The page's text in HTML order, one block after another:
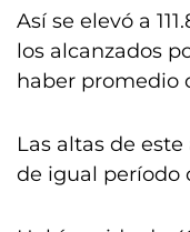
Así se elevó a
los alcanzados
haber promedio
Las altas de
de igual período